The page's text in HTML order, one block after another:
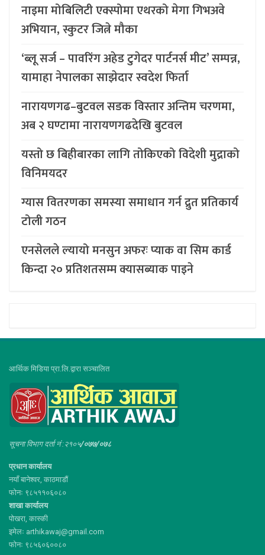
नाइमा मोबिलिटी एक्स्पोमा एथरको मेगा गिभअवे
अभियान, स्कुटर जित्ने मौका
‘ब्लू सर्ज – पावरिंग अहेड टुगेदर पार्टनर्स मीट’ सम्पन्न,
यामाहा नेपालका साझेदार स्वदेश फिर्ता
नारायणगढ–बुटवल सडक विस्तार अन्तिम चरणमा,
अब २ घण्टामा नारायणगढदेखि बुटवल
यस्तो छ बिहीबारका लागि तोकिएको विदेशी मुद्राको
विनिमयदर
ग्यास वितरणका समस्या समाधान गर्न द्रुत प्रतिकार्य
टोली गठन
एनसेलले ल्यायो मनसुन अफरः प्याक वा सिम कार्ड
किन्दा २० प्रतिशतसम्म क्यासब्याक पाइने
आर्थिक मिडिया प्रा.लि.द्वारा सञ्चालित
सूचना विभाग दर्ता नं :२१०५/०७७/०७८
प्रधान कार्यालय
नयाँ बानेश्वर, काठमाडौं
फोनः ९८५११०६०८०
शाखा कार्यालय
पोखरा, कास्की
इमेलः arthikawaj@gmail.com
फोनः ९८५६०६००८०